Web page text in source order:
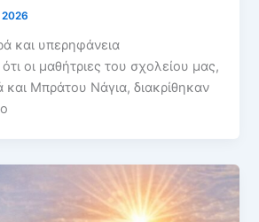
και υπερηφάνεια
οι μαθήτριες του σχολείου μας,
Μπράτου Νάγια, διακρίθηκαν